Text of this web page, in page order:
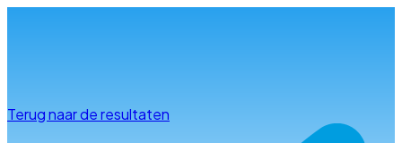
Terug naar de resultaten